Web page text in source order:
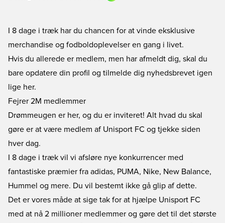
I 8 dage i træk har du chancen for at vinde eksklusive
merchandise og fodboldoplevelser en gang i livet.
Hvis du allerede er medlem, men har afmeldt dig, skal du
bare opdatere din profil og tilmelde dig nyhedsbrevet igen
lige her.
Fejrer 2M medlemmer
Drømmeugen er her, og du er inviteret! Alt hvad du skal
gøre er at være medlem af Unisport FC og tjekke siden
hver dag.
I 8 dage i træk vil vi afsløre nye konkurrencer med
fantastiske præmier fra adidas, PUMA, Nike, New Balance,
Hummel og mere. Du vil bestemt ikke gå glip af dette.
Det er vores måde at sige tak for at hjælpe Unisport FC
med at nå 2 millioner medlemmer og gøre det til det største